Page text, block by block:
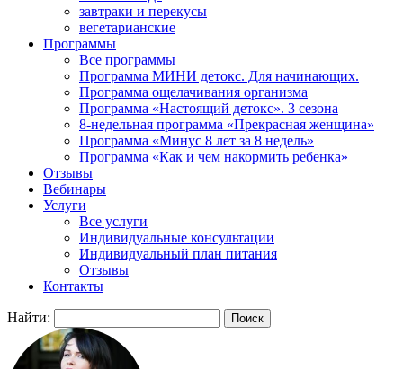
завтраки и перекусы
вегетарианские
Программы
Все программы
Программа МИНИ детокс. Для начинающих.
Программа ощелачивания организма
Программа «Настоящий детокс». 3 сезона
8-недельная программа «Прекрасная женщина»
Программа «Минус 8 лет за 8 недель»
Программа «Как и чем накормить ребенка»
Отзывы
Вебинары
Услуги
Все услуги
Индивидуальные консультации
Индивидуальный план питания
Отзывы
Контакты
Найти: